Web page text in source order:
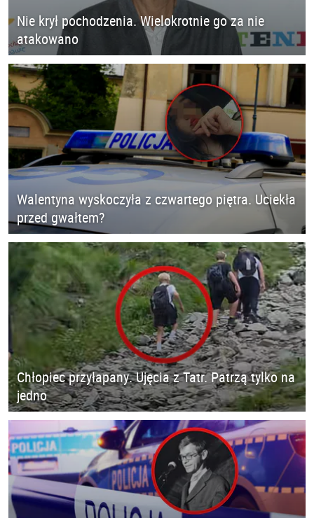
Nie krył pochodzenia. Wielokrotnie go za nie
atakowano
Walentyna wyskoczyła z czwartego piętra. Uciekła
przed gwałtem?
Chłopiec przyłapany. Ujęcia z Tatr. Patrzą tylko na
jedno